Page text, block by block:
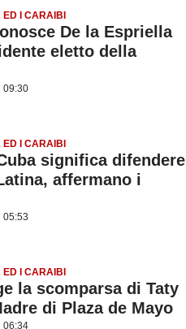
I CARAIBI
De la Espriella
eletto della
09:30
I CARAIBI
significa difendere
affermano i
05:53
I CARAIBI
la scomparsa di Taty
di Plaza de Mayo
06:34